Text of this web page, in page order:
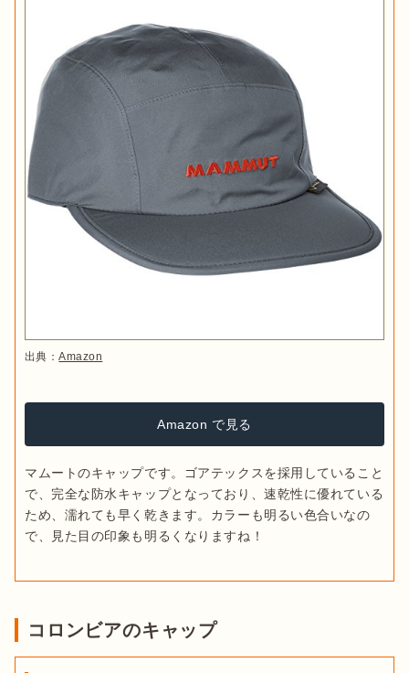
出典：Amazon
Amazon で見る
マムートのキャップです。ゴアテックスを採用していること
で、完全な防水キャップとなっており、速乾性に優れている
ため、濡れても早く乾きます。カラーも明るい色合いなの
で、見た目の印象も明るくなりますね！
コロンビアのキャップ